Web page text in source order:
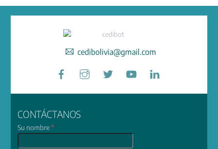
cedibolivia@gmail.com
Facebook
CONTÁCTANOS
Su nombre*